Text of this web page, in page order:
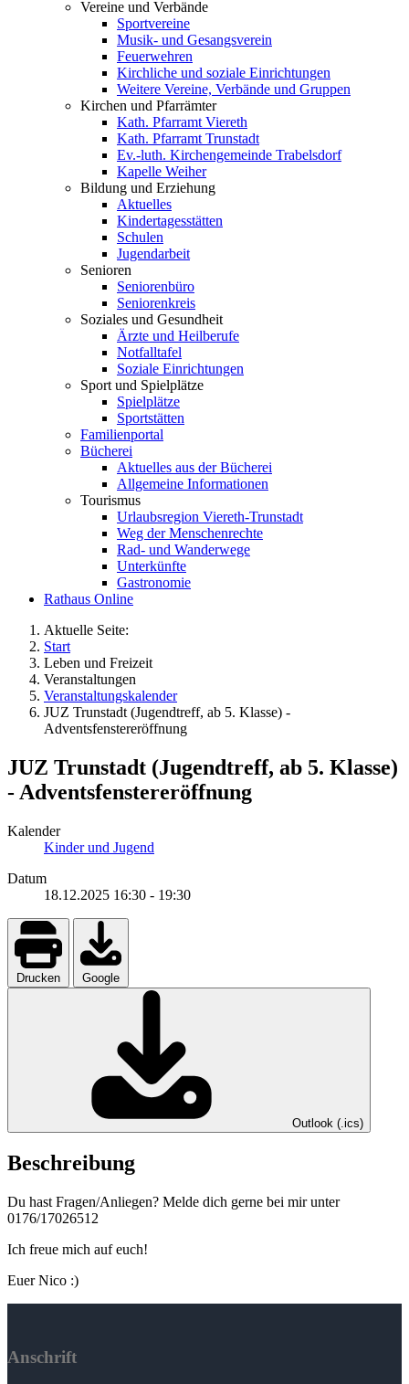
Vereine und Verbände
Sportvereine
Musik- und Gesangsverein
Feuerwehren
Kirchliche und soziale Einrichtungen
Weitere Vereine, Verbände und Gruppen
Kirchen und Pfarrämter
Kath. Pfarramt Viereth
Kath. Pfarramt Trunstadt
Ev.-luth. Kirchengemeinde Trabelsdorf
Kapelle Weiher
Bildung und Erziehung
Aktuelles
Kindertagesstätten
Schulen
Jugendarbeit
Senioren
Seniorenbüro
Seniorenkreis
Soziales und Gesundheit
Ärzte und Heilberufe
Notfalltafel
Soziale Einrichtungen
Sport und Spielplätze
Spielplätze
Sportstätten
Familienportal
Bücherei
Aktuelles aus der Bücherei
Allgemeine Informationen
Tourismus
Urlaubsregion Viereth-Trunstadt
Weg der Menschenrechte
Rad- und Wanderwege
Unterkünfte
Gastronomie
Rathaus Online
Aktuelle Seite:
Start
Leben und Freizeit
Veranstaltungen
Veranstaltungskalender
JUZ Trunstadt (Jugendtreff, ab 5. Klasse) -
Adventsfenstereröffnung
JUZ Trunstadt (Jugendtreff, ab 5. Klasse)
- Adventsfenstereröffnung
Kalender
Kinder und Jugend
Datum
18.12.2025 16:30 - 19:30
Drucken Google
Outlook (.ics)
Beschreibung
Du hast Fragen/Anliegen? Melde dich gerne bei mir unter
0176/17026512
Ich freue mich auf euch!
Euer Nico :)
Anschrift